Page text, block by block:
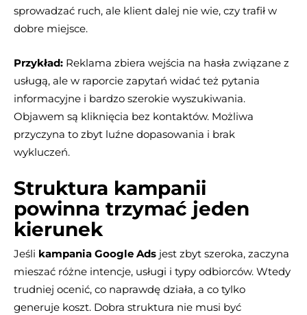
sprowadzać ruch, ale klient dalej nie wie, czy trafił w
dobre miejsce.
Przykład: Reklama zbiera wejścia na hasła związane z
usługą, ale w raporcie zapytań widać też pytania
informacyjne i bardzo szerokie wyszukiwania.
Objawem są kliknięcia bez kontaktów. Możliwa
przyczyna to zbyt luźne dopasowania i brak
wykluczeń.
Struktura kampanii
powinna trzymać jeden
kierunek
Jeśli kampania Google Ads jest zbyt szeroka, zaczyna
mieszać różne intencje, usługi i typy odbiorców. Wtedy
trudniej ocenić, co naprawdę działa, a co tylko
generuje koszt. Dobra struktura nie musi być